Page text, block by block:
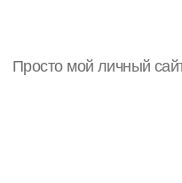
Просто мой личный